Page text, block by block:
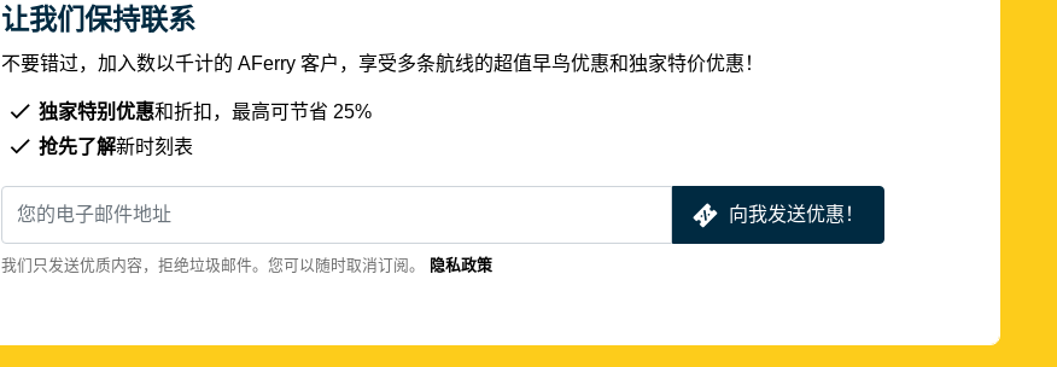
让我们保持联系
不要错过，加入数以千计的 AFerry 客户，享受多条航线的超值早鸟优惠和独家特价优惠！
独家特别优惠和折扣，最高可节省 25%
抢先了解新时刻表
向我发送优惠！
我们只发送优质内容，拒绝垃圾邮件。您可以随时取消订阅。 隐私政策